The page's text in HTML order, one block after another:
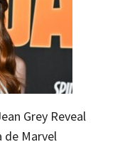
Grey Reveal
de Marvel